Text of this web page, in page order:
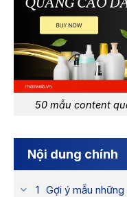
50 mẫu content
Nội dung chính
Gợi ý mẫu